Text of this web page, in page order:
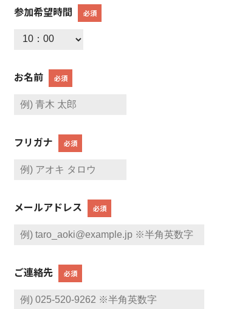
参加希望時間 必須
お名前 必須
フリガナ 必須
メールアドレス 必須
ご連絡先 必須